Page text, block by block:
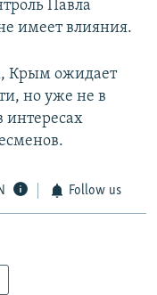
Павла
имеет влияния.
Крым ожидает
но уже не в
интересах
Follow us